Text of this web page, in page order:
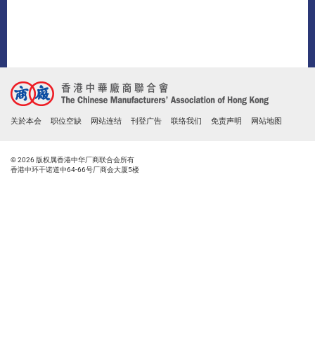
关於本会 职位空缺 网站连结 刊登广告 联络我们 免责声明 网站地图
© 2026 版权属香港中华厂商联合会所有
香港中环干诺道中64-66号厂商会大厦5楼